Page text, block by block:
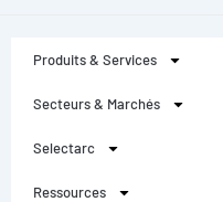
Produits & Services
Secteurs & Marchés
Selectarc
Ressources